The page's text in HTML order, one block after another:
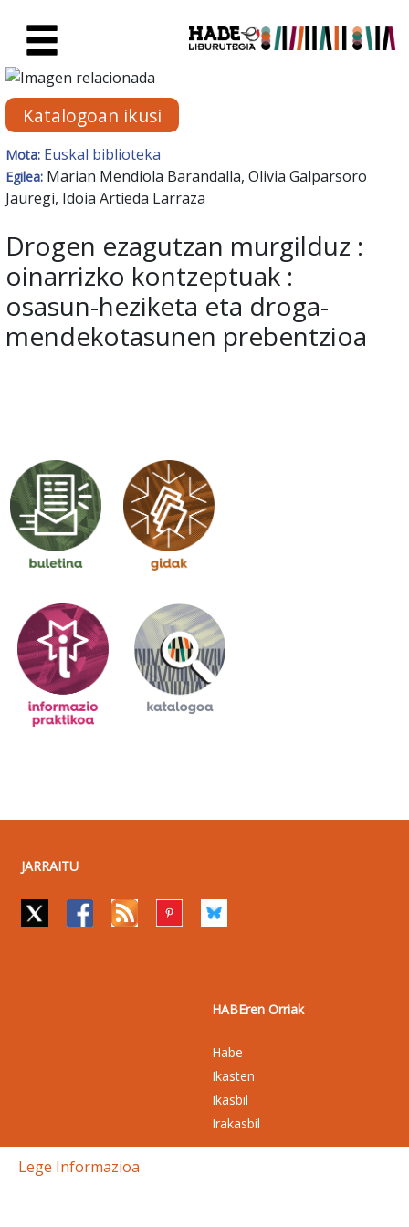
Eskuratu berriak Fitxa -
Katalogoan ikusi
Mota: Euskal biblioteka
Egilea: Marian Mendiola Barandalla, Olivia Galparsoro
Jauregi, Idoia Artieda Larraza
Drogen ezagutzan murgilduz :
oinarrizko kontzeptuak :
osasun-heziketa eta droga-
mendekotasunen prebentzioa
JARRAITU
HABEren Orriak
Habe
Ikasten
Ikasbil
Irakasbil
Lege Informazioa